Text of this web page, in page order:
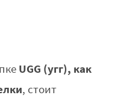
UGG (угг), как
, стоит